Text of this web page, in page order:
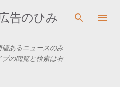
ン コンテンツに移動
告のひみ
あるニュースのみ
の閲覧と検索は右